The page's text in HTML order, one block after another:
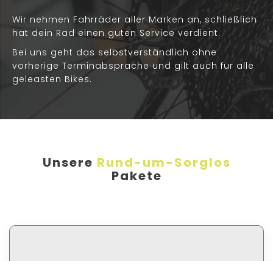
Wir nehmen Fahrräder aller Marken an, schließlich
hat dein Rad einen guten Service verdient.
Bei uns geht das selbstverständlich ohne
vorherige Terminabsprache und gilt auch für alle
geleasten Bikes.
Unsere Rund-um-Sorglos
Pakete